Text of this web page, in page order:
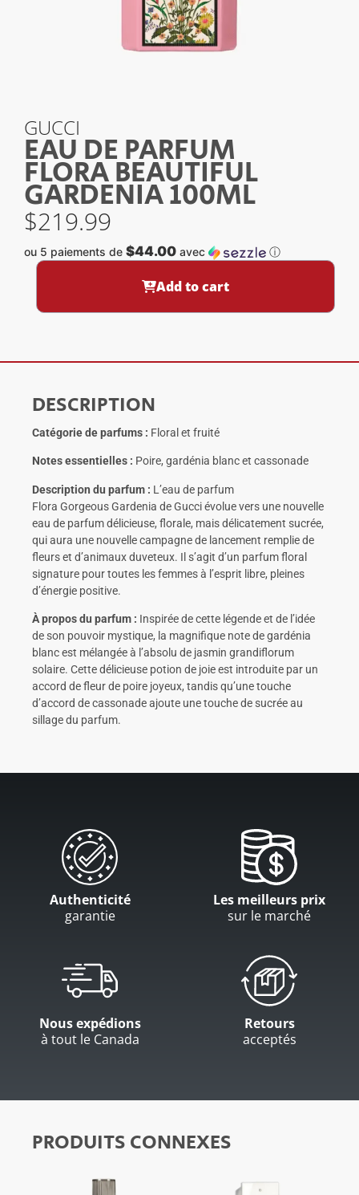
GUCCI
EAU DE PARFUM
FLORA BEAUTIFUL
GARDENIA 100ML
$219.99
ou 5 paiements de $44.00 avec ⓘ
Add to cart
DESCRIPTION
Catégorie de parfums : Floral et fruité
Notes essentielles : Poire, gardénia blanc et cassonade
Description du parfum : L’eau de parfum
Flora Gorgeous Gardenia de Gucci évolue vers une nouvelle
eau de parfum délicieuse, florale, mais délicatement sucrée,
qui aura une nouvelle campagne de lancement remplie de
fleurs et d’animaux duveteux. Il s’agit d’un parfum floral
signature pour toutes les femmes à l’esprit libre, pleines
d’énergie positive.
À propos du parfum : Inspirée de cette légende et de l’idée
de son pouvoir mystique, la magnifique note de gardénia
blanc est mélangée à l’absolu de jasmin grandiflorum
solaire. Cette délicieuse potion de joie est introduite par un
accord de fleur de poire joyeux, tandis qu’une touche
d’accord de cassonade ajoute une touche de sucrée au
sillage du parfum.
Authenticité
garantie
Les meilleurs prix
sur le marché
Nous expédions
à tout le Canada
Retours
acceptés
PRODUITS CONNEXES